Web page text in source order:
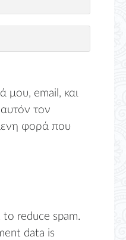
μου, email, και
τον
φορά που
to reduce spam.
data is